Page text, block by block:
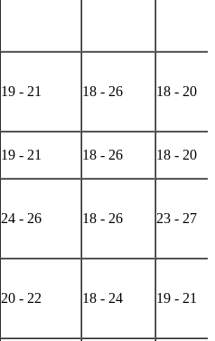
19 - 21 18 - 26 18 - 20
19 - 21 18 - 26 18 - 20
24 - 26 18 - 26 23 - 27
20 - 22 18 - 24 19 - 21